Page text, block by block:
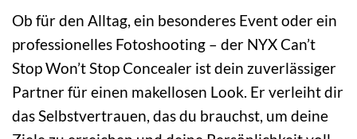
Ob für den Alltag, ein besonderes Event oder ein
professionelles Fotoshooting – der NYX Can’t
Stop Won’t Stop Concealer ist dein zuverlässiger
Partner für einen makellosen Look. Er verleiht dir
das Selbstvertrauen, das du brauchst, um deine